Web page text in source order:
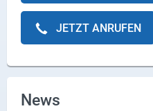
JETZT ANRUFEN
News